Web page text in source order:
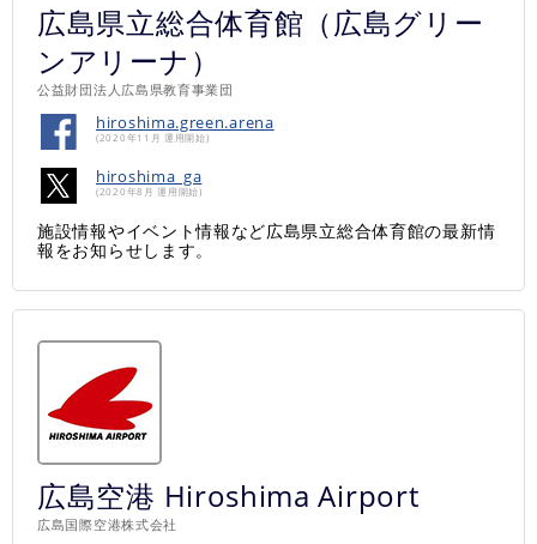
広島県立総合体育館（広島グリー
ンアリーナ）
公益財団法人広島県教育事業団
hiroshima.green.arena
(2020年11月 運用開始)
hiroshima_ga
(2020年8月 運用開始)
施設情報やイベント情報など広島県立総合体育館の最新情
報をお知らせします。
広島空港 Hiroshima Airport
広島国際空港株式会社